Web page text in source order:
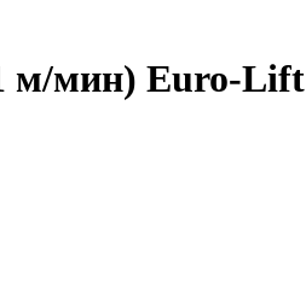
м/мин) Euro-Lift